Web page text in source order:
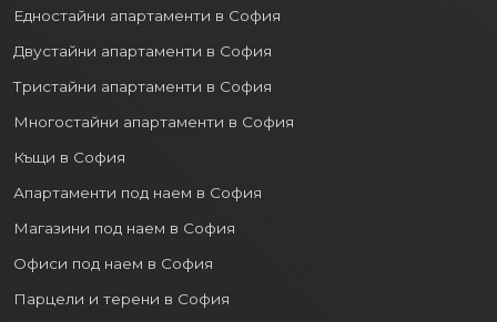
Едностайни апартаменти в София
Двустайни апартаменти в София
Тристайни апартаменти в София
Многостайни апартаменти в София
Къщи в София
Апартаменти под наем в София
Магазини под наем в София
Офиси под наем в София
Парцели и терени в София